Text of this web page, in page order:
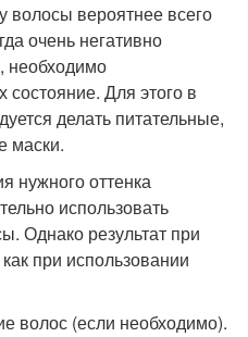
волосы вероятнее всего
очень негативно
необходимо
состояние. Для этого в
делать питательные,
маски.
нужного оттенка
использовать
Однако результат при
при использовании
волос (если необходимо).